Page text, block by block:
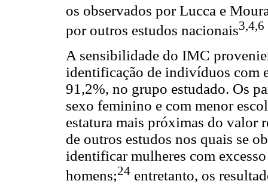
os observados por Lucca e
por outros estudos nacionais3,4,6
A sensibilidade do IMC
identificação de indivíduos com
91,2%, no grupo estudado. Os
sexo feminino e com menor
estatura mais próximas do valor
de outros estudos nos quais se
identificar mulheres com
homens;24 entretanto, os